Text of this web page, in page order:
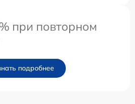
при повторном
подробнее